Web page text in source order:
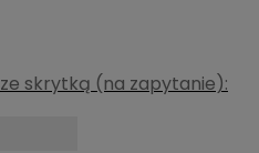
skrytką (na zapytanie):